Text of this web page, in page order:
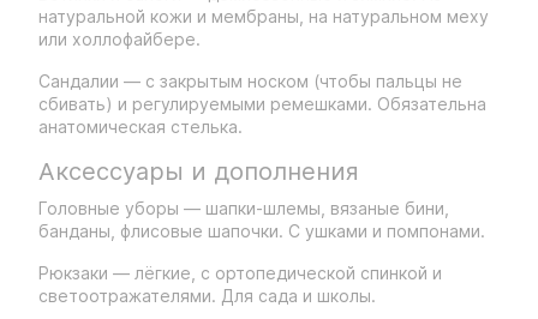
натуральной кожи и мембраны, на натуральном меху
или холлофайбере.
Сандалии — с закрытым носком (чтобы пальцы не
сбивать) и регулируемыми ремешками. Обязательна
анатомическая стелька.
Аксессуары и дополнения
Головные уборы — шапки-шлемы, вязаные бини,
банданы, флисовые шапочки. С ушками и помпонами.
Рюкзаки — лёгкие, с ортопедической спинкой и
светоотражателями. Для сада и школы.